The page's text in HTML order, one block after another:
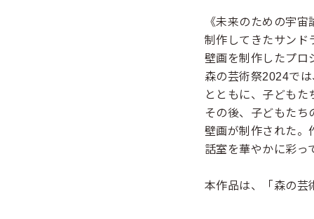
《未来のための宇
制作してきたサンド
壁画を制作したプロ
森の芸術祭2024で
とともに、子ども
その後、子どもた
壁画が制作された。
話室を華やかに彩っ
本作品は、「森の